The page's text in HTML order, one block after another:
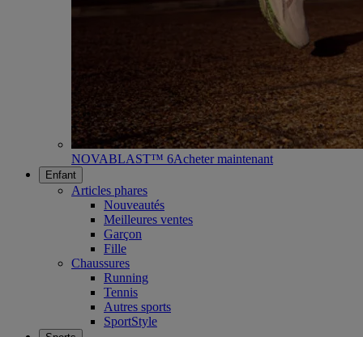
NOVABLAST™ 6Acheter maintenant
Enfant
Articles phares
Nouveautés
Meilleures ventes
Garçon
Fille
Chaussures
Running
Tennis
Autres sports
SportStyle